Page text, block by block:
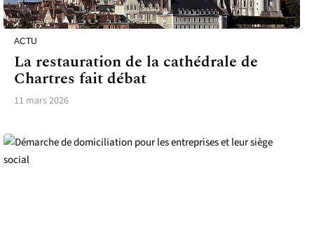
ACTU
La restauration de la cathédrale de
Chartres fait débat
11 mars 2026